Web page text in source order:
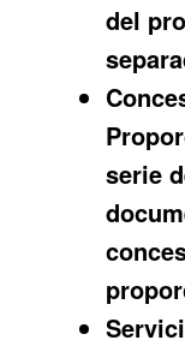
del
serie